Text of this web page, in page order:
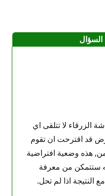
السؤال
الزرقاء لا تتلقى اي
قد اقترحت ان تقوم
هذه وضعية افتراضية
ستتمكن من معرفة
النتيجة اذا لم تحل.